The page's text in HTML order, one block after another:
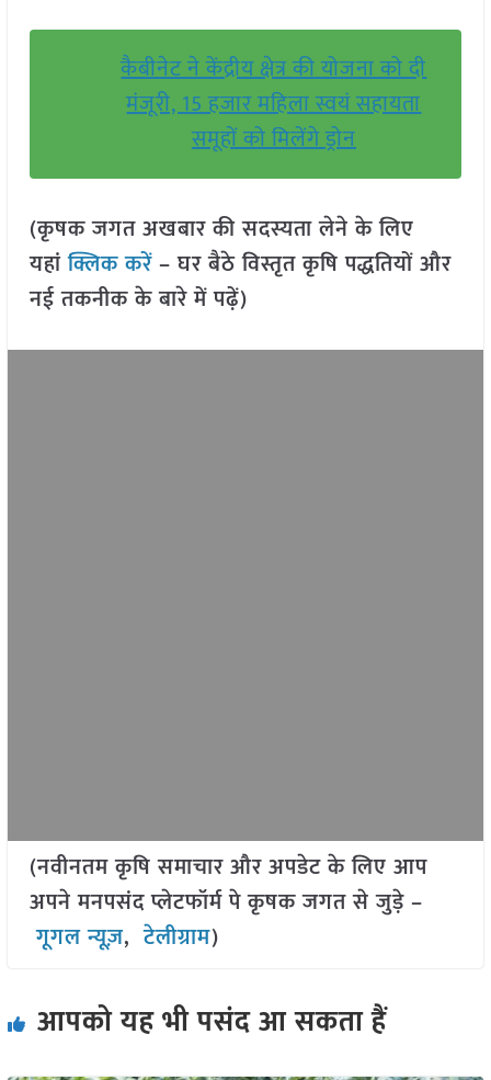
कैबीनेट ने केंद्रीय क्षेत्र की योजना को दी
मंजूरी, 15 हजार महिला स्वयं सहायता
समूहों को मिलेंगे ड्रोन
(कृषक जगत अखबार की सदस्यता लेने के लिए
यहांक्लिक करें– घर बैठे विस्तृत कृषि पद्धतियों और
नई तकनीक के बारे में पढ़ें)
(नवीनतम कृषि समाचार और अपडेट के लिए आप
अपने मनपसंद प्लेटफॉर्म पे कृषक जगत से जुड़े –
गूगल न्यूज़,टेलीग्राम)
आपको यह भी पसंद आ सकता हैं